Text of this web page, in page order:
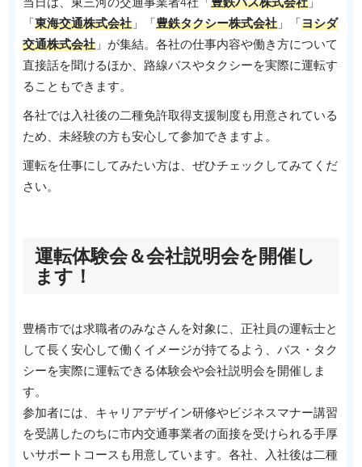
「東海交通株式会社 」「豊鉄タクシー株式会社 」「ヨシダ
交通株式会社 」が集結。各社の仕事内容や働き方について
直接話を聞けるほか、路線バスやタクシーを実際に運転す
ることもできます。
各社では入社後の二種免許取得支援制度も用意されている
ため、未経験の方も安心して参加できますよ。
運転を仕事にしてみたい方は、ぜひチェックしてみてくだ
さい。
運転体験会＆会社説明会を開催し
ます！
豊橋市では求職者のみなさんを対象に、正社員の運転士と
して長く安心して働くイメージが持てるよう、バス・タク
シーを実際に運転できる体験会や会社説明会を開催しま
す。
参加者には、キャリアデザイン研修やビジネスマナー講習
を受講したのちに市内交通事業者の面接を受けられる手厚
いサポートコースも用意しています。各社、入社後は二種